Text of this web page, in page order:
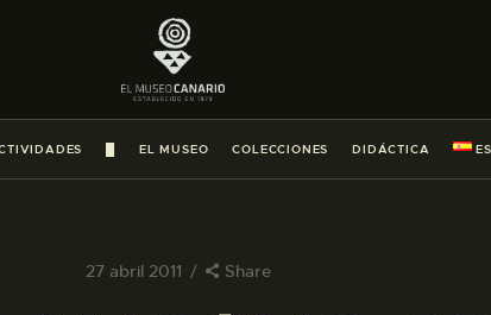
EL MUSEO COLECCIONES DIDÁCTICA
27 abril 2011 Share
LA VISITA